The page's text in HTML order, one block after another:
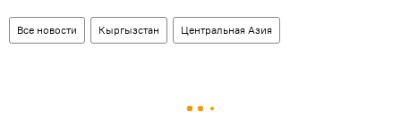
Все новости Кыргызстан Центральная Азия